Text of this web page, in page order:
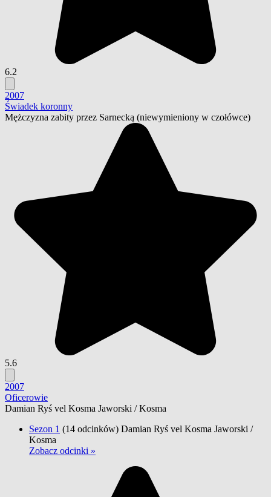
6.2
2007
Świadek koronny
Mężczyzna zabity przez Sarnecką (niewymieniony w czołówce)
5.6
2007
Oficerowie
Damian Ryś vel Kosma Jaworski / Kosma
Sezon 1 (14 odcinków) Damian Ryś vel Kosma Jaworski /
Kosma
Zobacz odcinki »